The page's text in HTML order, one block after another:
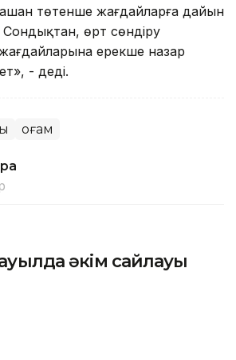
төтенше жағдайларға дайын
өрт сөндіру
ерекше назар
- деді.
Қоғам
әкім сайлауы